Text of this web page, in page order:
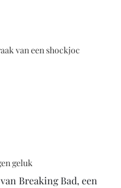
van een shockjoc
geluk
Breaking Bad, een